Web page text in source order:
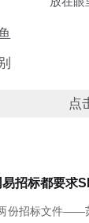
点
份招标文件——